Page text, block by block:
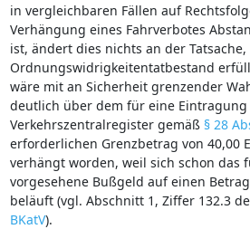
in vergleichbaren Fällen auf
Verhängung eines Fahrverbotes
ist, ändert dies nichts an der Tatsache,
Ordnungswidrigkeitentatbestand
wäre mit an Sicherheit grenzender
deutlich über dem für eine Eintragung
Verkehrszentralregister gemäß § 28
erforderlichen Grenzbetrag von 40,00
verhängt worden, weil sich schon das
vorgesehene Bußgeld auf einen
beläuft (vgl. Abschnitt 1, Ziffer 132.3
BKatV).